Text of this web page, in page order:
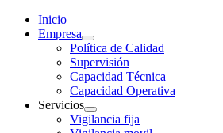
Inicio
Empresa
Política de Calidad
Supervisión
Capacidad Técnica
Capacidad Operativa
Servicios
Vigilancia fija